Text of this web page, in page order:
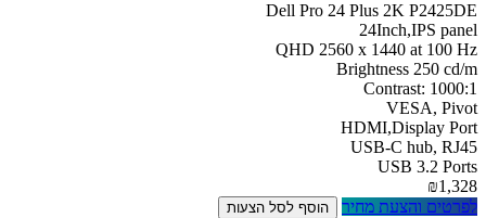
Dell Pro 24 Plus 2K P2425DE
24Inch,IPS panel
QHD 2560 x 1440 at 100 Hz
Brightness 250 cd/m
Contrast: 1000:1
VESA, Pivot
HDMI,Display Port
USB-C hub, RJ45
USB 3.2 Ports
₪1,328
לפרטים והצעת מחיר
הוסף לסל הצעות